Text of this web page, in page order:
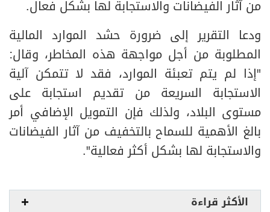
من آثار الفيضانات والاستجابة لها بشكل فعال.
ودعا التقرير إلى ضرورة حشد الموارد المالية
المطلوبة من أجل مواجهة هذه المخاطر، وقال:
"إذا لم يتم تعبئة الموارد، فقد لا تتمكن آلية
الاستجابة السريعة من تقديم استجابة على
مستوى البلاد، ولذلك فإن التمويل الإضافي أمر
بالغ الأهمية للسماح بالتخفيف من آثار الفيضانات
والاستجابة لها بشكل أكثر فعالية".
الأكثر قراءة